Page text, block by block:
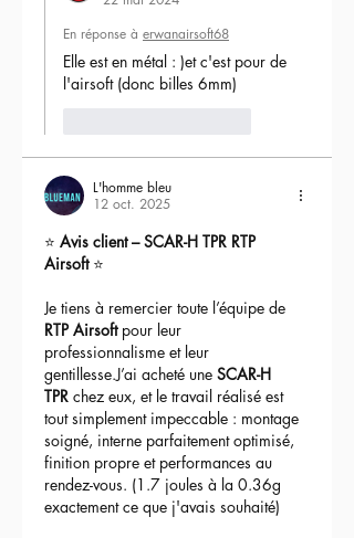
monture et la mallette) sont en option.
En réponse à erwanairsoft68
Elle est en métal : )et c'est pour de
l'airsoft (donc billes 6mm)
L'homme bleu
12 oct. 2025
⭐ Avis client – SCAR-H TPR RTP
Airsoft ⭐
Je tiens à remercier toute l’équipe de
RTP Airsoft pour leur
professionnalisme et leur
gentillesse.J’ai acheté une SCAR-H
TPR chez eux, et le travail réalisé est
tout simplement impeccable : montage
soigné, interne parfaitement optimisé,
finition propre et performances au
rendez-vous. (1.7 joules à la 0.36g
exactement ce que j'avais souhaité)